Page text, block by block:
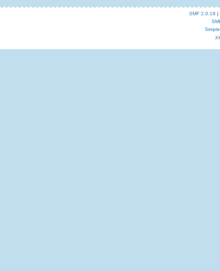
SMF 2.0.19 |